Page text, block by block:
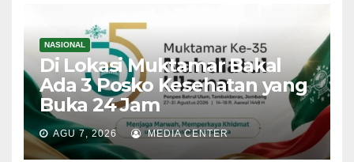
NASIONAL
Di Lokasi Muktamar Bakal
Ada 3 Posko Kesehatan yang
Buka 24 Jam
AGU 7, 2026 MEDIA CENTER